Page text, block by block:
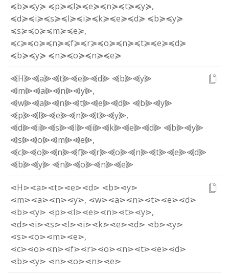
≼b≽≼y≽ ≼p≽≼l≽≼e≽≼n≽≼t≽≼y≽,
≼d≽≼i≽≼s≽≼l≽≼i≽≼k≽≼e≽≼d≽ ≼b≽≼y≽
≼s≽≼o≽≼m≽≼e≽,
≼c≽≼o≽≼n≽≼f≽≼r≽≼o≽≼n≽≼t≽≼e≽≼d≽
≼b≽≼y≽ ≼n≽≼o≽≼n≽≼e≽
⫷H⫸⫷a⫸⫷t⫸⫷e⫸⫷d⫸ ⫷b⫸⫷y⫸
⫷m⫸⫷a⫸⫷n⫸⫷y⫸,
⫷w⫸⫷a⫸⫷n⫸⫷t⫸⫷e⫸⫷d⫸ ⫷b⫸⫷y⫸
⫷p⫸⫷l⫸⫷e⫸⫷n⫸⫷t⫸⫷y⫸,
⫷d⫸⫷i⫸⫷s⫸⫷l⫸⫷i⫸⫷k⫸⫷e⫸⫷d⫸ ⫷b⫸⫷y⫸
⫷s⫸⫷o⫸⫷m⫸⫷e⫸,
⫷c⫸⫷o⫸⫷n⫸⫷f⫸⫷r⫸⫷o⫸⫷n⫸⫷t⫸⫷e⫸⫷d⫸
⫷b⫸⫷y⫸ ⫷n⫸⫷o⫸⫷n⫸⫷e⫸
⋖H⋗⋖a⋗⋖t⋗⋖e⋗⋖d⋗ ⋖b⋗⋖y⋗
⋖m⋗⋖a⋗⋖n⋗⋖y⋗, ⋖w⋗⋖a⋗⋖n⋗⋖t⋗⋖e⋗⋖d⋗
⋖b⋗⋖y⋗ ⋖p⋗⋖l⋗⋖e⋗⋖n⋗⋖t⋗⋖y⋗,
⋖d⋗⋖i⋗⋖s⋗⋖l⋗⋖i⋗⋖k⋗⋖e⋗⋖d⋗ ⋖b⋗⋖y⋗
⋖s⋗⋖o⋗⋖m⋗⋖e⋗,
⋖c⋗⋖o⋗⋖n⋗⋖f⋗⋖r⋗⋖o⋗⋖n⋗⋖t⋗⋖e⋗⋖d⋗
⋖b⋗⋖y⋗ ⋖n⋗⋖o⋗⋖n⋗⋖e⋗